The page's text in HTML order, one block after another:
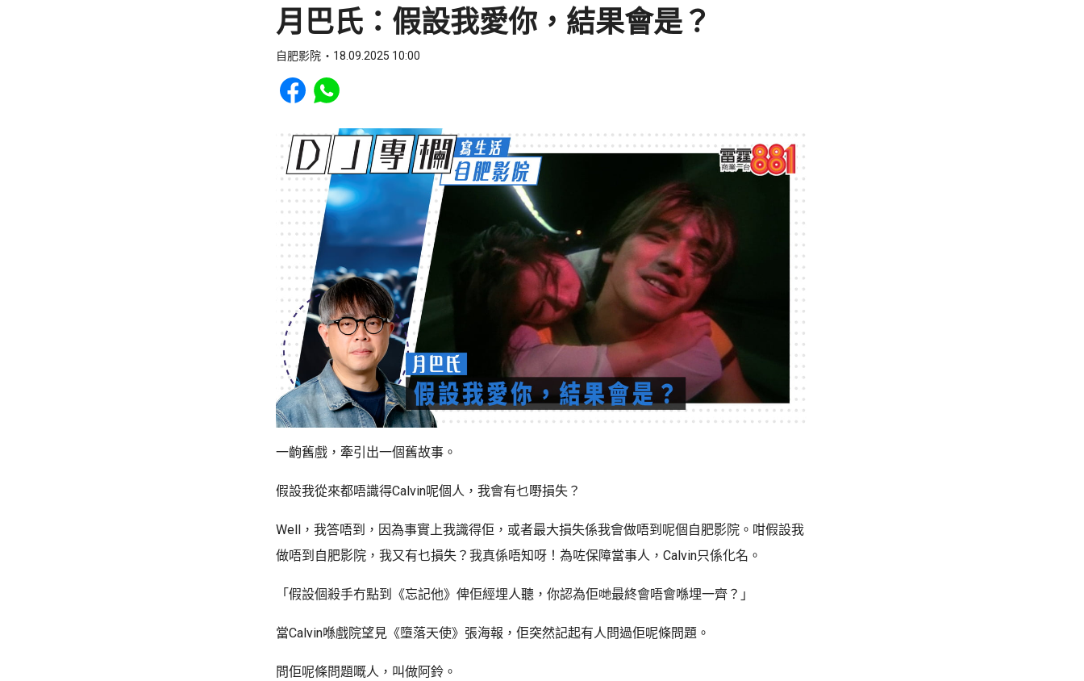
月巴氏：假設我愛你，結果會是？
自肥影院 18.09.2025 10:00
Share to Facebook
Share to WhatsApp
一齣舊戲，牽引出一個舊故事。
假設我從來都唔識得Calvin呢個人，我會有乜嘢損失？
Well，我答唔到，因為事實上我識得佢，或者最大損失係我會做唔到呢個自肥影院。咁假設我
做唔到自肥影院，我又有乜損失？我真係唔知呀！為咗保障當事人，Calvin只係化名。
「假設個殺手冇點到《忘記他》俾佢經埋人聽，你認為佢哋最終會唔會喺埋一齊？」
當Calvin喺戲院望見《墮落天使》張海報，佢突然記起有人問過佢呢條問題。
問佢呢條問題嘅人，叫做阿鈴。